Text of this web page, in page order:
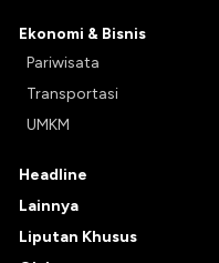
Ekonomi & Bisnis
Pariwisata
Transportasi
UMKM
Headline
Lainnya
Liputan Khusus